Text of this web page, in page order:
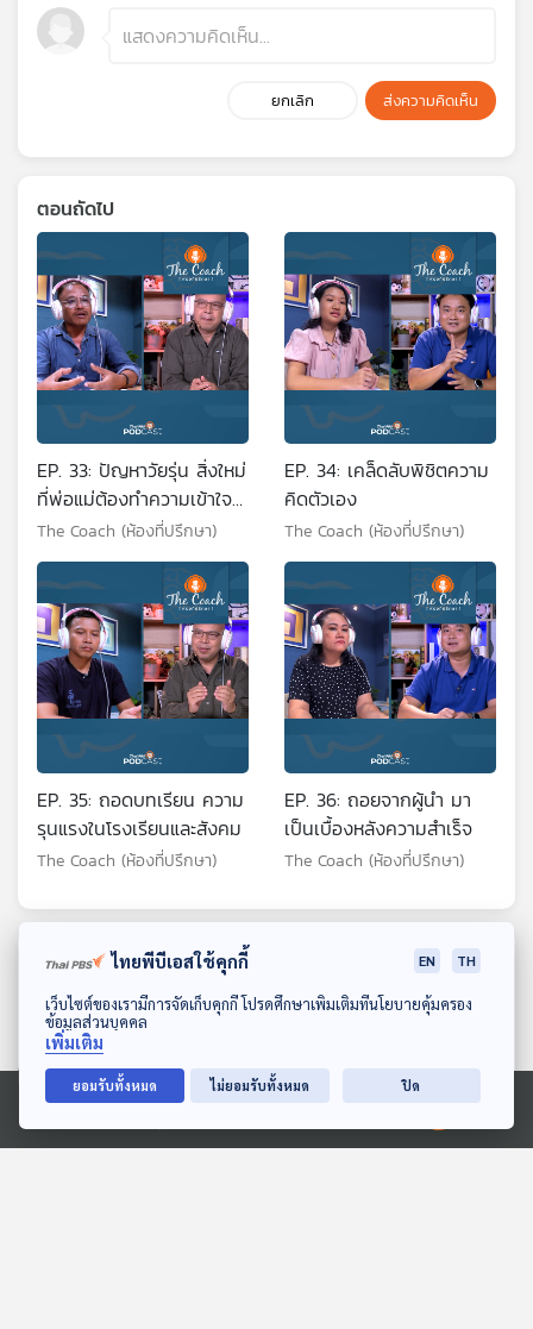
ดาวน์โหลด Thai PBS Podcast Application
Ⓒ 2020 องค์การกระจายเสียงและแพร่ภาพสาธารณะแห่งประเทศไทย
ยกเลิก ส่งความคิดเห็น
ตอนถัดไป
EP. 33: ปัญหาวัยรุ่น สิ่งใหม่
ที่พ่อแม่ต้องทำความเข้าใจ
ไม่ใช่ทำโทษ
The Coach (ห้องที่ปรึกษา)
EP. 34: เคล็ดลับพิชิตความ
คิดตัวเอง
The Coach (ห้องที่ปรึกษา)
EP. 35: ถอดบทเรียน ความ
รุนแรงในโรงเรียนและสังคม
The Coach (ห้องที่ปรึกษา)
EP. 36: ถอยจากผู้นำ มา
เป็นเบื้องหลังความสำเร็จ
The Coach (ห้องที่ปรึกษา)
ตอนที่เกี่ยวข้องไทยพีบีเอสใช้คุกกี้ EN TH
เว็บไซต์ของเรามีการจัดเก็บคุกกี้ โปรดศึกษาเพิ่มเติมที่นโยบายคุ้มครอง
ข้อมูลส่วนบุคคล
เพิ่มเติม
ยอมรับทั้งหมด ไม่ยอมรับทั้งหมด ปิด